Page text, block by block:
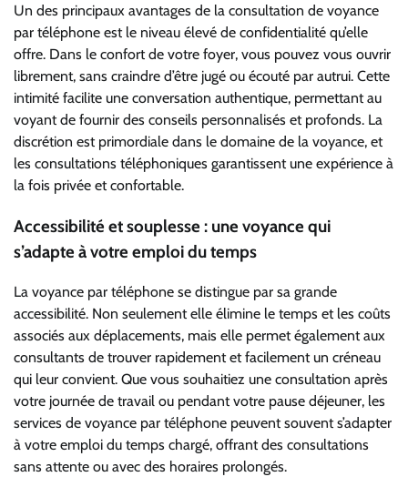
Un des principaux avantages de la consultation de voyance
par téléphone est le niveau élevé de confidentialité qu’elle
offre. Dans le confort de votre foyer, vous pouvez vous ouvrir
librement, sans craindre d’être jugé ou écouté par autrui. Cette
intimité facilite une conversation authentique, permettant au
voyant de fournir des conseils personnalisés et profonds. La
discrétion est primordiale dans le domaine de la voyance, et
les consultations téléphoniques garantissent une expérience à
la fois privée et confortable.
Accessibilité et souplesse : une voyance qui
s’adapte à votre emploi du temps
La voyance par téléphone se distingue par sa grande
accessibilité. Non seulement elle élimine le temps et les coûts
associés aux déplacements, mais elle permet également aux
consultants de trouver rapidement et facilement un créneau
qui leur convient. Que vous souhaitiez une consultation après
votre journée de travail ou pendant votre pause déjeuner, les
services de voyance par téléphone peuvent souvent s’adapter
à votre emploi du temps chargé, offrant des consultations
sans attente ou avec des horaires prolongés.